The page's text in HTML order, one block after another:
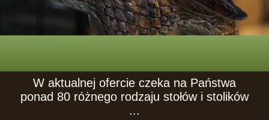
W aktualnej ofercie czeka na Państwa
ponad 80 różnego rodzaju stołów i stolików
...